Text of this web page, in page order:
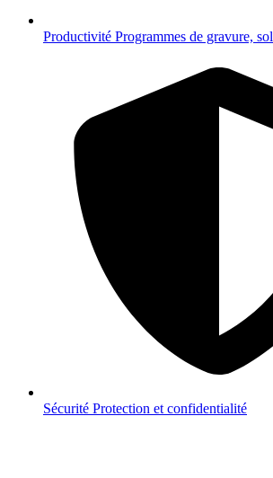
Productivité Programmes de gravure,
Sécurité Protection et confidentialité